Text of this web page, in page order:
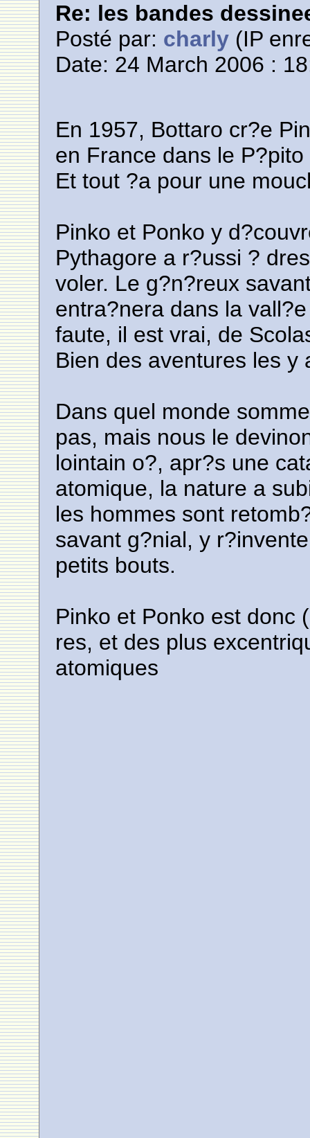
Re: les bandes
Posté par: charly (IP
Date: 24 March 2006 :
En 1957, Bottaro cr?e
en France dans le
Et tout ?a pour une
Pinko et Ponko y
Pythagore a r?ussi ?
voler. Le g?n?reux
entra?nera dans la
faute, il est vrai, de
Bien des aventures les y
Dans quel monde
pas, mais nous le
lointain o?, apr?s une
atomique, la nature a
les hommes sont
savant g?nial, y
petits bouts.
Pinko et Ponko est donc
res, et des plus
atomiques